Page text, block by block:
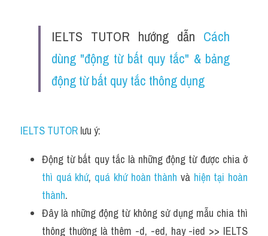
Vocabulary
IELTS TUTOR hướng dẫn Cách
dùng "động từ bất quy tắc" & bảng
động từ bất quy tắc thông dụng
IELTS TUTOR lưu ý:
thì quá khứ, quá khứ hoàn thành và hiện tại hoàn
thành.
Đây là những động từ không sử dụng mẫu chia thì
thông thường là thêm -d, -ed, hay -ied >> IELTS